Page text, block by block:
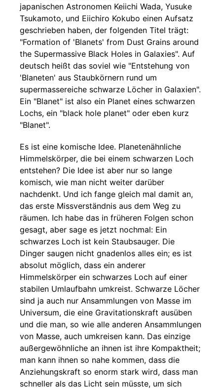
japanischen Astronomen Keiichi Wada, Yusuke
Tsukamoto, und Eiichiro Kokubo einen Aufsatz
geschrieben haben, der folgenden Titel trägt:
"Formation of 'Blanets' from Dust Grains around
the Supermassive Black Holes in Galaxies". Auf
deutsch heißt das soviel wie "Entstehung von
'Blaneten' aus Staubkörnern rund um
supermassereiche schwarze Löcher in Galaxien".
Ein "Blanet" ist also ein Planet eines schwarzen
Lochs, ein "black hole planet" oder eben kurz
"Blanet".
Es ist eine komische Idee. Planetenähnliche
Himmelskörper, die bei einem schwarzen Loch
entstehen? Die Idee ist aber nur so lange
komisch, wie man nicht weiter darüber
nachdenkt. Und ich fange gleich mal damit an,
das erste Missverständnis aus dem Weg zu
räumen. Ich habe das in früheren Folgen schon
gesagt, aber sage es jetzt nochmal: Ein
schwarzes Loch ist kein Staubsauger. Die
Dinger saugen nicht gnadenlos alles ein; es ist
absolut möglich, dass ein anderer
Himmelskörper ein schwarzes Loch auf einer
stabilen Umlaufbahn umkreist. Schwarze Löcher
sind ja auch nur Ansammlungen von Masse im
Universum, die eine Gravitationskraft ausüben
und die man, so wie alle anderen Ansammlungen
von Masse, auch umkreisen kann. Das einzige
außergewöhnliche an ihnen ist ihre Kompaktheit;
man kann ihnen so nahe kommen, dass die
Anziehungskraft so enorm stark wird, dass man
schneller als das Licht sein müsste, um sich